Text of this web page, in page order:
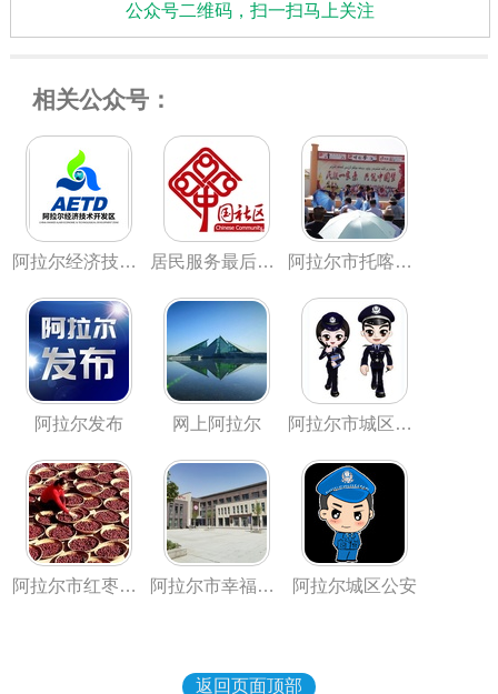
公众号二维码，扫一扫马上关注
相关公众号：
阿拉尔经济技术开发区 居民服务最后一公里 阿拉尔市托喀依乡
阿拉尔发布 网上阿拉尔 阿拉尔市城区公安
阿拉尔市红枣国家现代农业产业园 阿拉尔市幸福路街道办事处 阿拉尔城区公安
返回页面顶部